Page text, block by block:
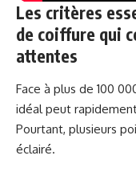
Les critères
de coiffure qui
attentes
Face à plus de 100
idéal peut
Pourtant, plusieurs
éclairé.